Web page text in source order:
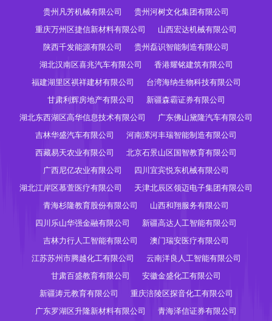
贵州凡芳机械有限公司
贵州河树文化集团有限公司
重庆万州区捷信新材料有限公司
山西宏达机械有限公司
陕西千发能源有限公司
贵州磊识智能制造有限公司
湖北汉南区喜兆汽车有限公司
香港耀铭建筑有限公司
福建湖里区祺祥建材有限公司
台湾海纳生物科技有限公司
甘肃利辉房地产有限公司
新疆森霸证券有限公司
湖北东西湖区高华信息技术有限公司
广东佛山黛隆汽车有限公司
吉林华盛汽车有限公司
河南漯河丰瑞智能制造有限公司
西藏易天农业有限公司
北京石景山区国智教育有限公司
广西尼亿农业有限公司
四川宜宾悦东机械有限公司
湖北江岸区慕萱医疗有限公司
天津北辰区领迈电子集团有限公司
青海杉隆教育股份有限公司
山西和翔服务有限公司
四川乐山华强金融有限公司
新疆高达人工智能有限公司
吉林力行人工智能有限公司
澳门瑞安医疗有限公司
江苏苏州市腾越化工有限公司
云南洋良人工智能有限公司
甘肃百盛教育有限公司
安徽金盛化工有限公司
新疆涛元教育有限公司
重庆涪陵区探音化工有限公司
广东罗湖区升隆新材料有限公司
青海泽信证券有限公司